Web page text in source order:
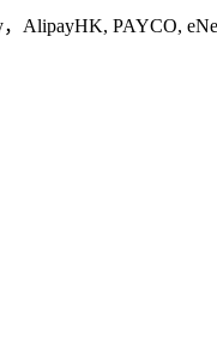
AlipayHK, PAYCO,